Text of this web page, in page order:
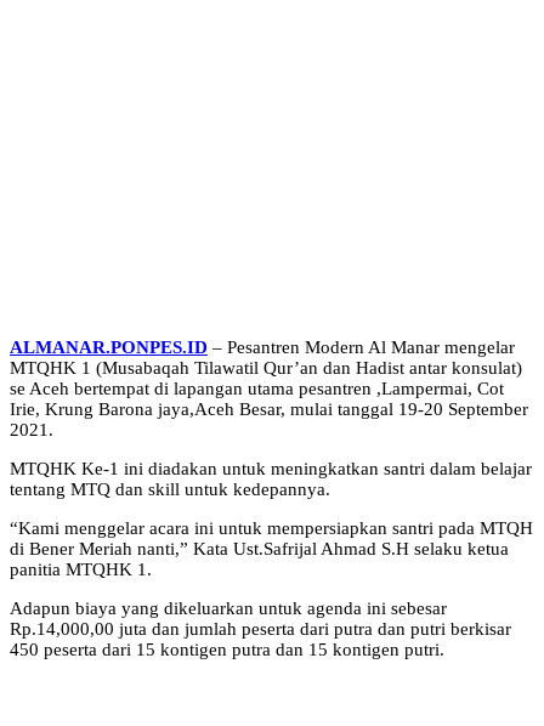
ALMANAR.PONPES.ID – Pesantren Modern Al Manar mengelar
MTQHK 1 (Musabaqah Tilawatil Qur’an dan Hadist antar konsulat)
se Aceh bertempat di lapangan utama pesantren ,Lampermai, Cot
Irie, Krung Barona jaya,Aceh Besar, mulai tanggal 19-20 September
2021.
MTQHK Ke-1 ini diadakan untuk meningkatkan santri dalam belajar
tentang MTQ dan skill untuk kedepannya.
“Kami menggelar acara ini untuk mempersiapkan santri pada MTQH
di Bener Meriah nanti,” Kata Ust.Safrijal Ahmad S.H selaku ketua
panitia MTQHK 1.
Adapun biaya yang dikeluarkan untuk agenda ini sebesar
Rp.14,000,00 juta dan jumlah peserta dari putra dan putri berkisar
450 peserta dari 15 kontigen putra dan 15 kontigen putri.